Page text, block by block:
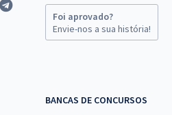
Foi aprovado?
Envie-nos a sua história!
BANCAS DE CONCURSOS